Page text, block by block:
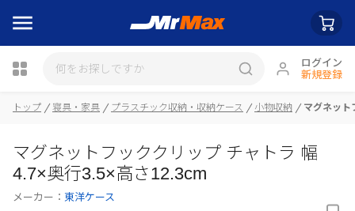
ログイン
新規登録
トップ 寝具・家具 プラスチック収納・収納ケース 小物収納 マグネット
マグネットフッククリップ チャトラ 幅
4.7×奥行3.5×高さ12.3cm
メーカー： 東洋ケース